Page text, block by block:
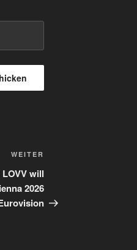
WEITER
LOVV will
2026